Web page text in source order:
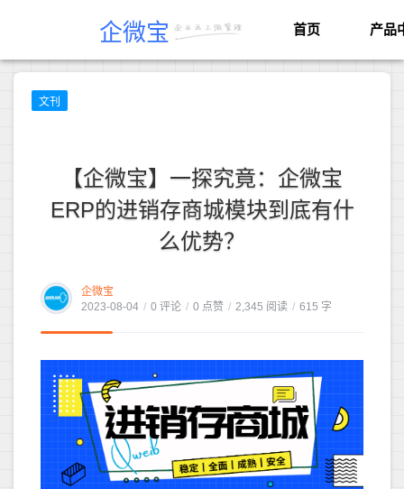
企微宝 首页 产品
文刊
【企微宝】一探究竟：企微宝
ERP的进销存商城模块到底有什
么优势？
企微宝
2023-08-04 / 0 评论 / 0 点赞 / 2,345 阅读 / 615 字